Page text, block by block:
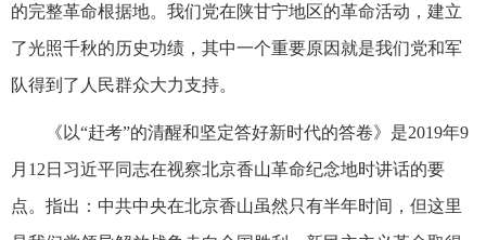
的完整革命根据地。我们党在陕甘宁地区的革命活动，建立
了光照千秋的历史功绩，其中一个重要原因就是我们党和军
队得到了人民群众大力支持。
《以“赶考”的清醒和坚定答好新时代的答卷》是2019年9
月12日习近平同志在视察北京香山革命纪念地时讲话的要
点。指出：中共中央在北京香山虽然只有半年时间，但这里